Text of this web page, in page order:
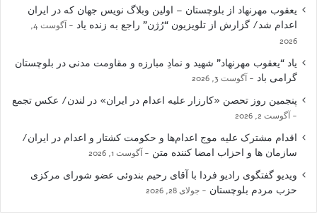
یعقوب مهرنهاد از بلوچستان – اولین وبلاگ نویس جهان که در ایران
اعدام شد/ گزارش از تلویزیون “رُژن” راجع به زنده یاد
آگوست 4,
2026
یاد “یعقوب مهرنهاد” شهید و نمادِ مبارزه و مقاومت مدنی در بلوچستان
گرامی باد
آگوست 3, 2026
پنجمین روز تحصن «کارزار علیه اعدام در ایران» در لندن/ عکس تجمع
آگوست 2, 2026
اقدام مشترک علیه موج اعدام‌ها و حکومت کشتار و اعدام در ایران/
سازمان ها و احزاب امضا کننده متن
آگوست 1, 2026
ویدیو گفتگوی رادیو فردا با آقای رحیم بندوئی عضو شورای مرکزی
حزب مردم بلوچستان
جولای 28, 2026